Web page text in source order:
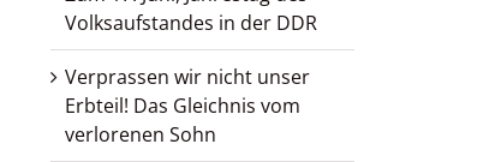
Volksaufstandes in der DDR
Verprassen wir nicht unser
Erbteil! Das Gleichnis vom
verlorenen Sohn